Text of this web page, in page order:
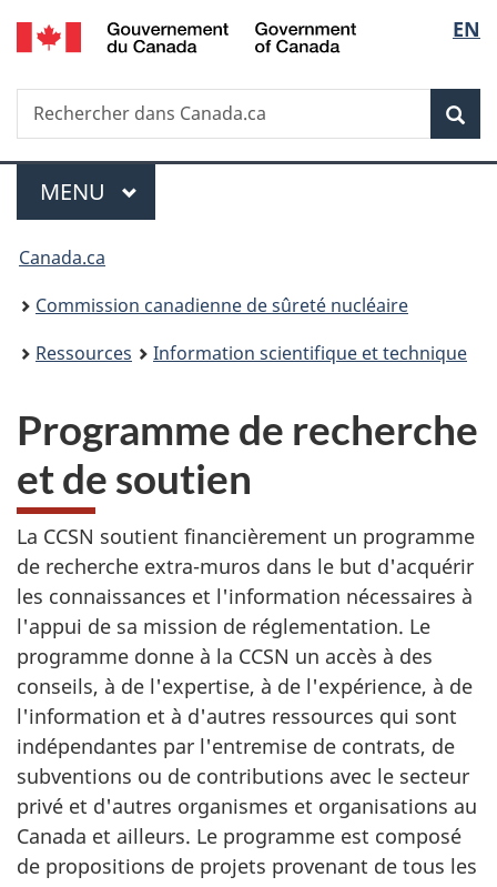
Passer
au
principal
de
la
EN
Recherche
Rechercher
dans
Menu
MENU PRINCIPAL
Vous
êtes
ici
Canada.ca
Commission canadienne de sûreté nucléaire
Ressources
Information scientifique et technique
Programme de recherche
et de soutien
La CCSN soutient financièrement un programme
de recherche extra-muros dans le but d'acquérir
les connaissances et l'information nécessaires à
l'appui de sa mission de réglementation. Le
programme donne à la CCSN un accès à des
conseils, à de l'expertise, à de l'expérience, à de
l'information et à d'autres ressources qui sont
indépendantes par l'entremise de contrats, de
subventions ou de contributions avec le secteur
privé et d'autres organismes et organisations au
Canada et ailleurs. Le programme est composé
de propositions de projets provenant de tous les